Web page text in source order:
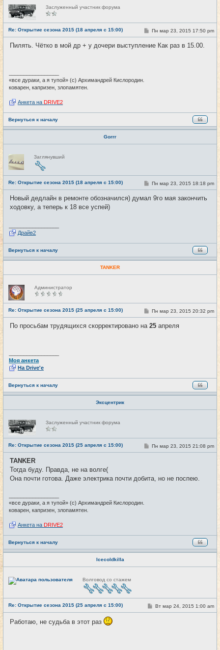
Н
е
в
е
т
и
Заслуженный участник форума
Re: Открытие сезона 2015 (18 апреля с 15:00) #2
С
о
б
Пн мар 23, 2015 17:50 pm
Пилять. Чётко в мой др + у дочери выступление Как раз в 15.00.
«все дураки, а я тупой» (с) Архимандрей Кислородин.
коварен, капризен, злопамятен.
Анкета на DRIVE2
Вернуться к началу
Gorrr
Н
е
в
с
е
т
и
Заглянувший
Re: Открытие сезона 2015 (18 апреля с 15:00) #3
С
о
б
Пн мар 23, 2015 18:18 pm
Новый дедлайн в ремонте обозначился) думал 9го мая закончить
ходовку, а теперь к 18 все успей)
Драйв2
Вернуться к началу
TANKER
Н
е
в
с
е
т
и
Администратор
Re: Открытие сезона 2015 (25 апреля с 15:00) #4
С
о
о
б
Пн мар 23, 2015 20:32 pm
По просьбам трудящихся скорректировано на 25 апреля
Моя анкета
На Drive'e
Вернуться к началу
Эксцентрик
Н
е
в
е
т
и
Заслуженный участник форума
Re: Открытие сезона 2015 (25 апреля с 15:00) #5
С
о
н
Пн мар 23, 2015 21:08 pm
TANKER
Тогда буду. Правда, не на волге(
Она почти готова. Даже электрика почти добита, но не поспею.
«все дураки, а я тупой» (с) Архимандрей Кислородин.
коварен, капризен, злопамятен.
Анкета на DRIVE2
Вернуться к началу
Icecoldkilla
Н
е
е
т
и
Волговод со стажем
Re: Открытие сезона 2015 (25 апреля с 15:00) #6
С
о
Вт мар 24, 2015 1:00 am
Работаю, не судьба в этот раз